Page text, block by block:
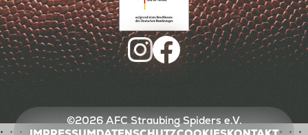
©2026 AFC Straubing Spiders e.V.